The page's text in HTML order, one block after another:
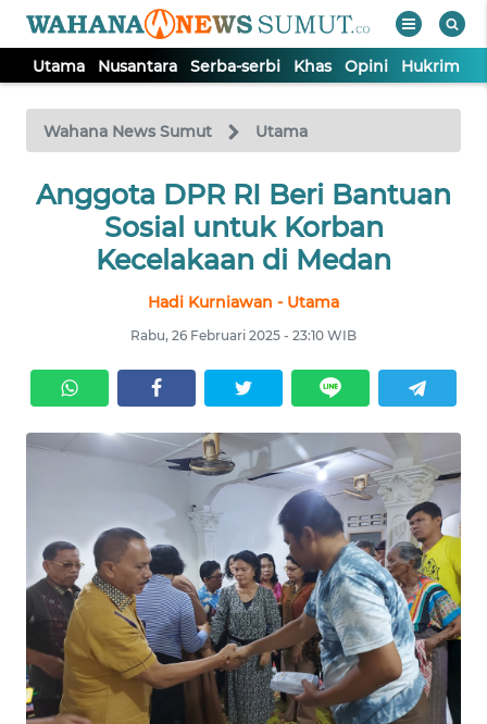
Utama Nusantara Serba-serbi Khas Opini Hukrim
Wahana News Sumut Utama
Anggota DPR RI Beri Bantuan
Sosial untuk Korban
Kecelakaan di Medan
Hadi Kurniawan - Utama
Rabu, 26 Februari 2025 - 23:10 WIB
TV
Tutup
UTAMA
NUSANTARA
KHAS
OPINI
PERISTIWA
Informasi
INDEKS
BERITA